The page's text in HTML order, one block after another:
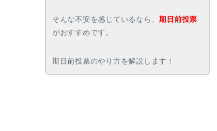
そんな不安を感じているなら、期日前投票
がおすすめです。
期日前投票のやり方を解説します！